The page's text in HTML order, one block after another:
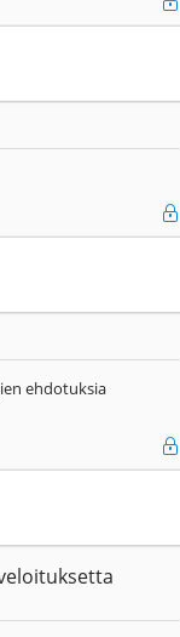
ehdotuksia